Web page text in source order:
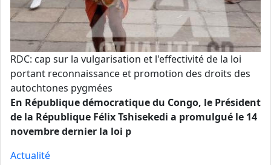
RDC: cap sur la vulgarisation et l'effectivité de la loi
portant reconnaissance et promotion des droits des
autochtones pygmées
En République démocratique du Congo, le Président
de la République Félix Tshisekedi a promulgué le 14
novembre dernier la loi p
Actualité